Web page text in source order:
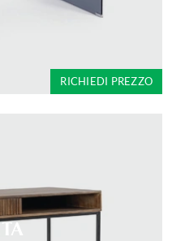
RICHIEDI PREZZO